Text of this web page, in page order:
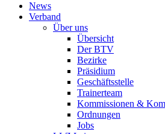
News
Verband
Über uns
Übersicht
Der BTV
Bezirke
Präsidium
Geschäftsstelle
Trainerteam
Kommissionen &
Ordnungen
Jobs